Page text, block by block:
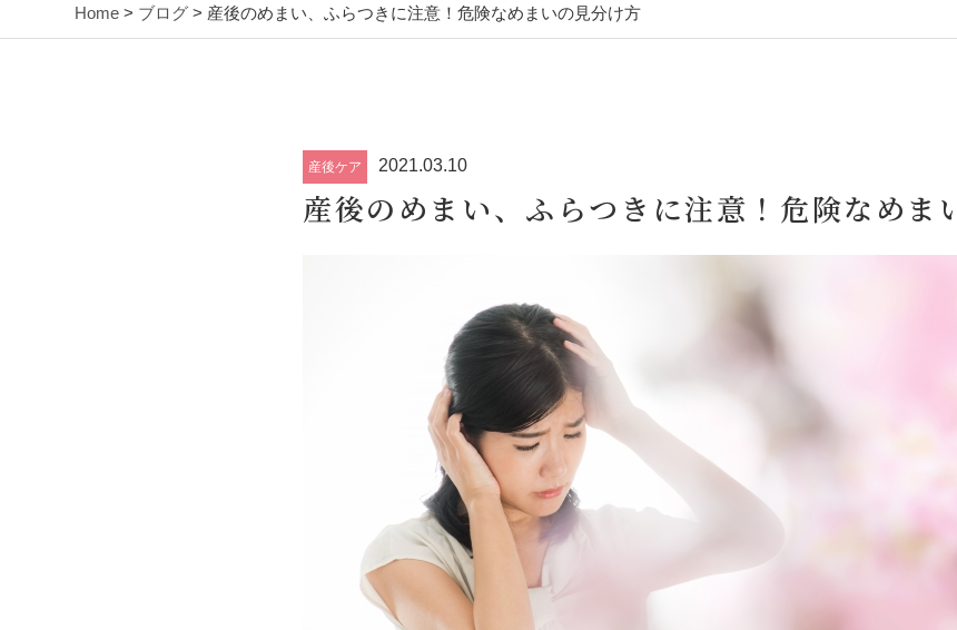
Home > ブログ > 産後のめまい、ふらつきに注意！危険なめまいの見分け方
産後ケア 2021.03.10
産後のめまい、ふらつきに注意！危険なめま